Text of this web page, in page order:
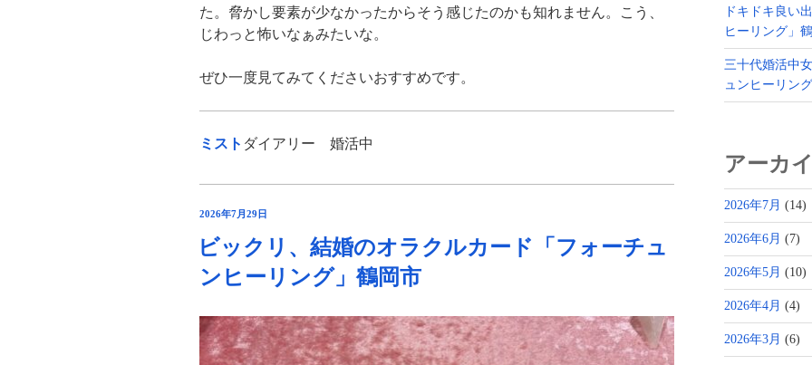
た。脅かし要素が少なかったからそう感じたのかも知れません。こう、
じわっと怖いなぁみたいな。
ぜひ一度見てみてくださいおすすめです。
ミスト ダイアリー 婚活中
投
日:
2026年7月29日
ビックリ、結婚のオラクルカード「フォーチュ
ンヒーリング」鶴岡市
ドキドキ良い
ヒーリング」
三十代婚活中
ュンヒーリン
アーカ
2026年7月 (14)
2026年6月 (7)
2026年5月 (10)
2026年4月 (4)
2026年3月 (6)